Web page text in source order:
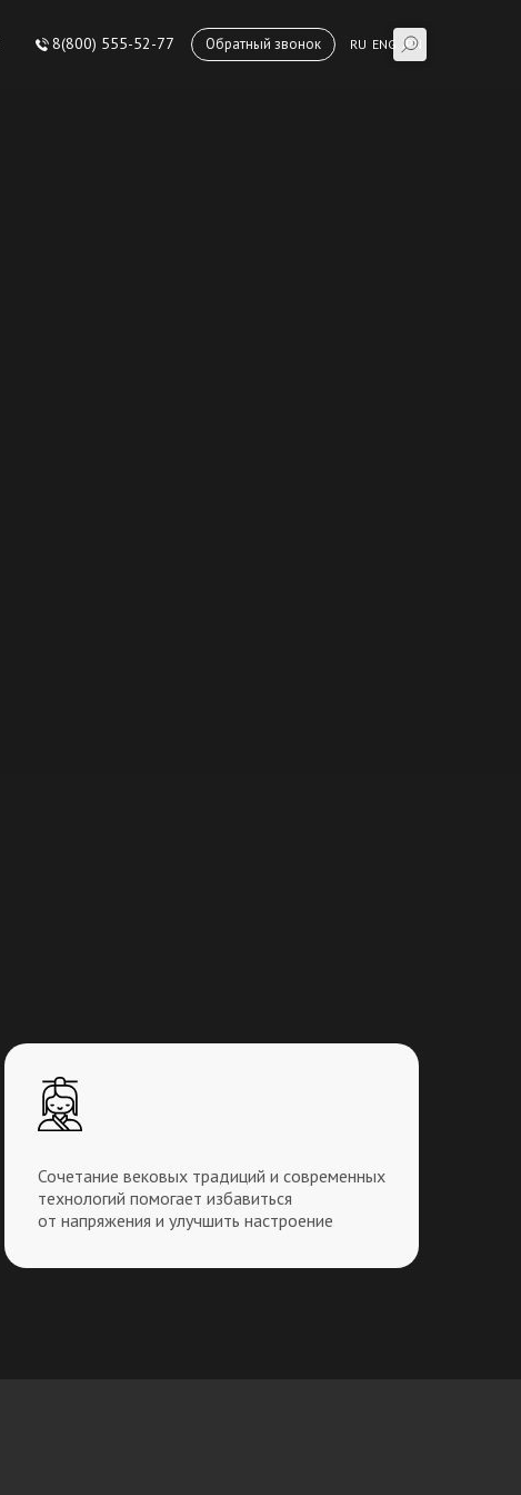
RU ENG
Обратный звонок JPN
8(800) 555-52-77
Сочетание вековых традиций и современных
технологий помогает избавиться
от напряжения и улучшить настроение